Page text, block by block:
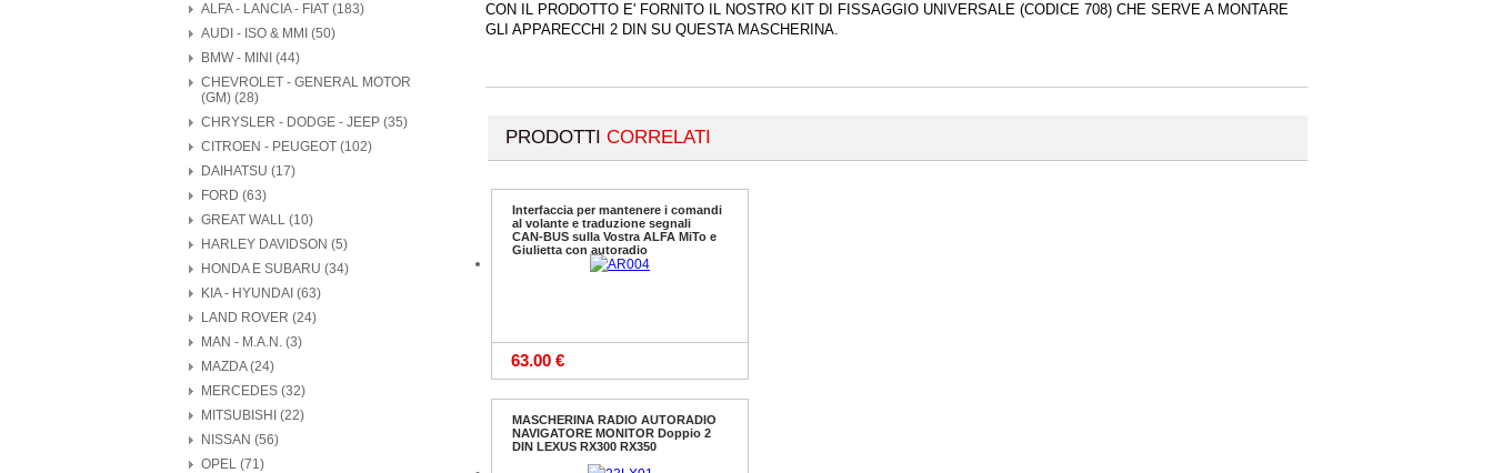
ALFA - LANCIA - FIAT (183)
AUDI - ISO & MMI (50)
BMW - MINI (44)
CHEVROLET - GENERAL MOTOR
(GM) (28)
CHRYSLER - DODGE - JEEP (35)
CITROEN - PEUGEOT (102)
DAIHATSU (17)
FORD (63)
GREAT WALL (10)
HARLEY DAVIDSON (5)
HONDA E SUBARU (34)
KIA - HYUNDAI (63)
LAND ROVER (24)
MAN - M.A.N. (3)
MAZDA (24)
MERCEDES (32)
MITSUBISHI (22)
NISSAN (56)
OPEL (71)
CON IL PRODOTTO E' FORNITO IL NOSTRO KIT DI FISSAGGIO UNIVERSALE (CODICE 708) CHE SERVE A MONTARE
GLI APPARECCHI 2 DIN SU QUESTA MASCHERINA.
PRODOTTI CORRELATI
Interfaccia per mantenere i comandi
al volante e traduzione segnali
CAN-BUS sulla Vostra ALFA MiTo e
Giulietta con autoradio
63.00 €
MASCHERINA RADIO AUTORADIO
NAVIGATORE MONITOR Doppio 2
DIN LEXUS RX300 RX350